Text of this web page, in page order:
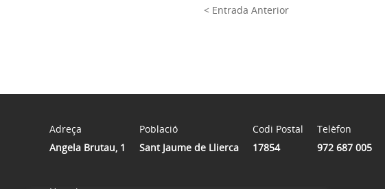
< Entrada Anterior
Adreça
Angela Brutau, 1
Població
Sant Jaume de Llierca
Codi Postal
17854
Telèfon
972 687 005